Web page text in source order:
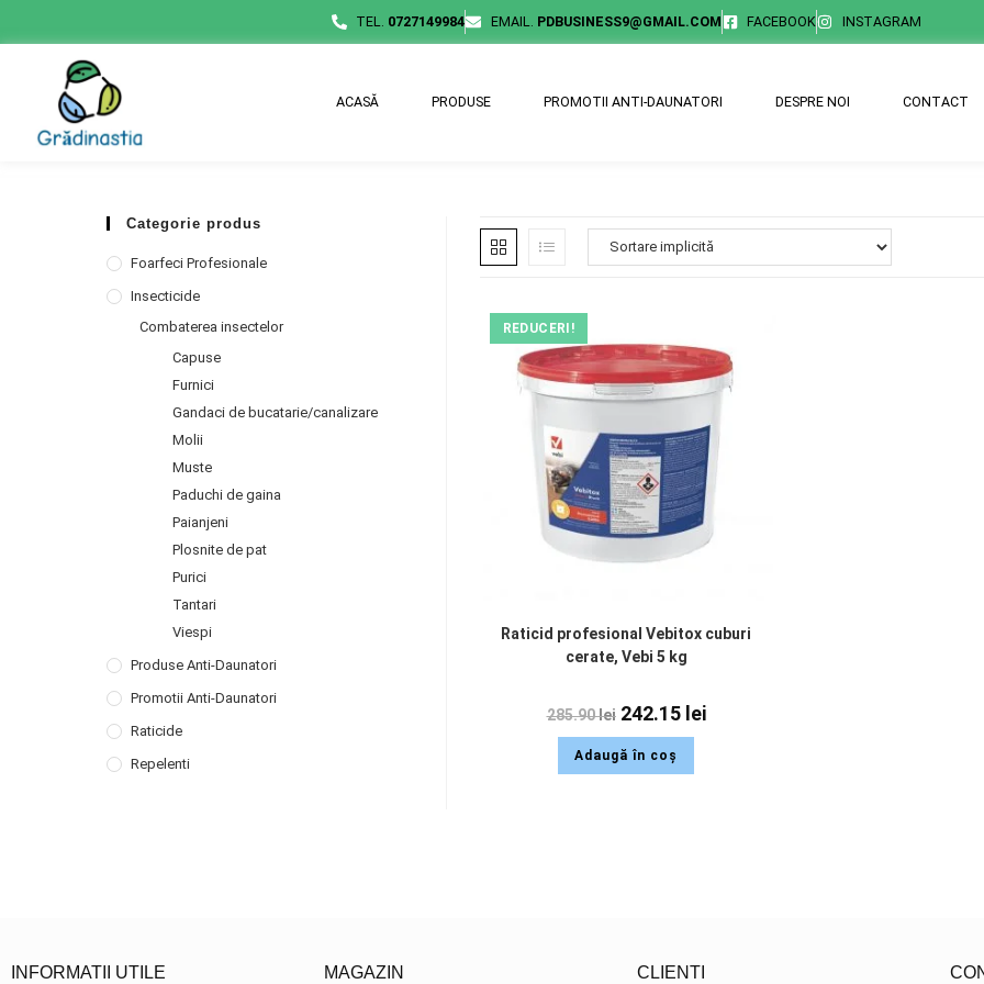
TEL. 0727149984 EMAIL. PDBUSINESS9@GMAIL.COM FACEBOOK INSTAGRAM
ACASĂ PRODUSE PROMOTII ANTI-DAUNATORI DESPRE NOI CONTACT
REDUCERI!
Raticid profesional Vebitox cuburi
cerate, Vebi 5 kg
285.90lei 242.15 lei
Adaugă în coș
Categorie produs
Foarfeci Profesionale
Insecticide
Combaterea insectelor
Capuse
Furnici
Gandaci de bucatarie/canalizare
Molii
Muste
Paduchi de gaina
Paianjeni
Plosnite de pat
Purici
Tantari
Viespi
Produse Anti-Daunatori
Promotii Anti-Daunatori
Raticide
Repelenti
INFORMATII UTILE MAGAZIN CLIENTI